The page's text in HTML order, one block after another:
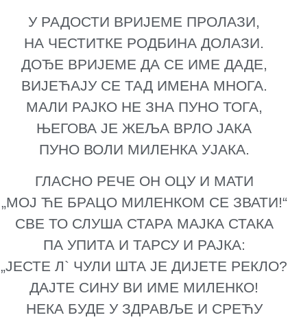
У РАДОСТИ ВРИЈЕМЕ ПРОЛАЗИ,
НА ЧЕСТИТКЕ РОДБИНА ДОЛАЗИ.
ДОЂЕ ВРИЈЕМЕ ДА СЕ ИМЕ ДАДЕ,
ВИЈЕЋАЈУ СЕ ТАД ИМЕНА МНОГА.
МАЛИ РАЈКО НЕ ЗНА ПУНО ТОГА,
ЊЕГОВА ЈЕ ЖЕЉА ВРЛО ЈАКА
ПУНО ВОЛИ МИЛЕНКА УЈАКА.
ГЛАСНО РЕЧЕ ОН ОЦУ И МАТИ
„МОЈ ЋЕ БРАЦО МИЛЕНКОМ СЕ ЗВАТИ!“
СВЕ ТО СЛУША СТАРА МАЈКА СТАКА
ПА УПИТА И ТАРСУ И РАЈКА:
„ЈЕСТЕ Л` ЧУЛИ ШТА ЈЕ ДИЈЕТЕ РЕКЛО?
ДАЈТЕ СИНУ ВИ ИМЕ МИЛЕНКО!
НЕКА БУДЕ У ЗДРАВЉЕ И СРЕЋУ